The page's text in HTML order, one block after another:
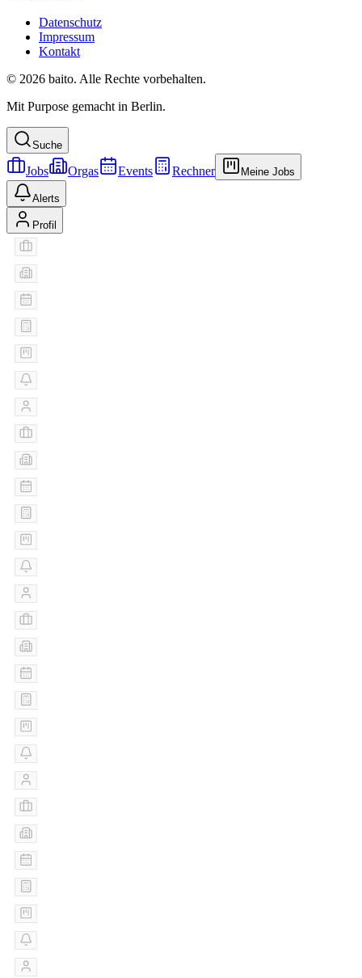
Datenschutz
Impressum
Kontakt
© 2026 baito. Alle Rechte vorbehalten.
Mit Purpose gemacht in Berlin.
Suche
Jobs Orgas Events Rechner Meine Jobs
Alerts
Profil